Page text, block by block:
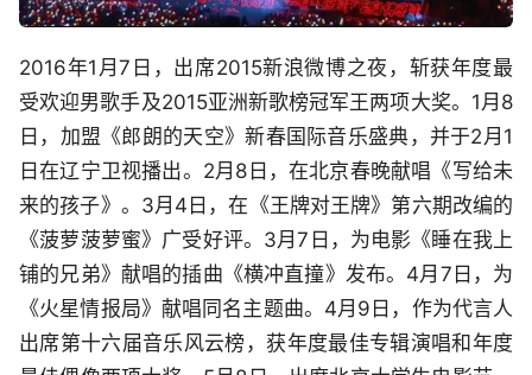
2016年1月7日，出席2015新浪微博之夜，斩获年度最
受欢迎男歌手及2015亚洲新歌榜冠军王两项大奖。1月8
日，加盟《郎朗的天空》新春国际音乐盛典，并于2月1
日在辽宁卫视播出。2月8日，在北京春晚献唱《写给未
来的孩子》。3月4日，在《王牌对王牌》第六期改编的
《菠萝菠萝蜜》广受好评。3月7日，为电影《睡在我上
铺的兄弟》献唱的插曲《横冲直撞》发布。4月7日，为
《火星情报局》献唱同名主题曲。4月9日，作为代言人
出席第十六届音乐风云榜，获年度最佳专辑演唱和年度